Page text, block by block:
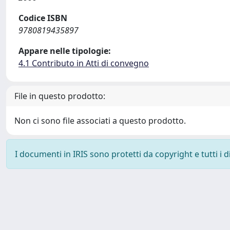
Codice ISBN
9780819435897
Appare nelle tipologie:
4.1 Contributo in Atti di convegno
File in questo prodotto:
Non ci sono file associati a questo prodotto.
I documenti in IRIS sono protetti da copyright e tutti i